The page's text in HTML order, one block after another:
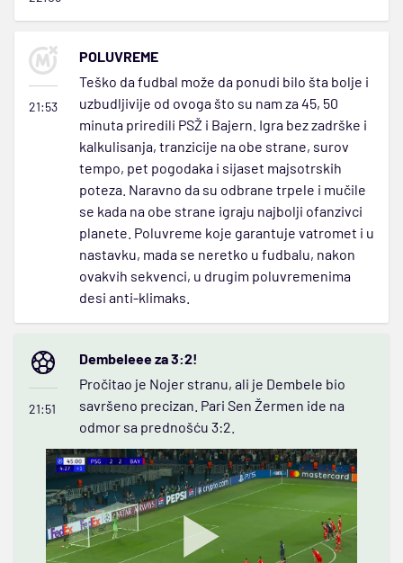
21:53
POLUVREME
Teško da fudbal može da ponudi bilo šta bolje i
uzbudljivije od ovoga što su nam za 45, 50
minuta priredili PSŽ i Bajern. Igra bez zadrške i
kalkulisanja, tranzicije na obe strane, surov
tempo, pet pogodaka i sijaset majsotrskih
poteza. Naravno da su odbrane trpele i mučile
se kada na obe strane igraju najbolji ofanzivci
planete. Poluvreme koje garantuje vatromet i u
nastavku, mada se neretko u fudbalu, nakon
ovakvih sekvenci, u drugim poluvremenima
desi anti-klimaks.
21:51
Dembeleee za 3:2!
Pročitao je Nojer stranu, ali je Dembele bio
savršeno precizan. Pari Sen Žermen ide na
odmor sa prednošću 3:2.